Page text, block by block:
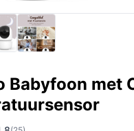
Babyfoon met